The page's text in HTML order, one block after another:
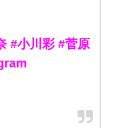
#小川彩 #菅原